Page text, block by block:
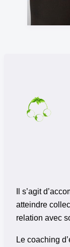
Il s’agit
atteindre
relation avec
Le coaching